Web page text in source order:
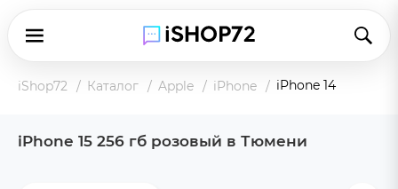
iShop72 Каталог Apple iPhone iPhone 14
iPhone 15 256 гб розовый в Тюмени